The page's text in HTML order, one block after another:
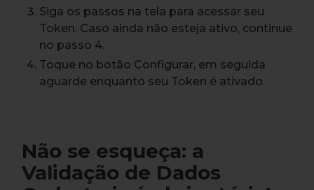
Siga os passos na tela para acessar seu
Token. Caso ainda não esteja ativo, continue
no passo 4.
Toque no botão Configurar, em seguida
aguarde enquanto seu Token é ativado.
Não se esqueça: a
Validação de Dados